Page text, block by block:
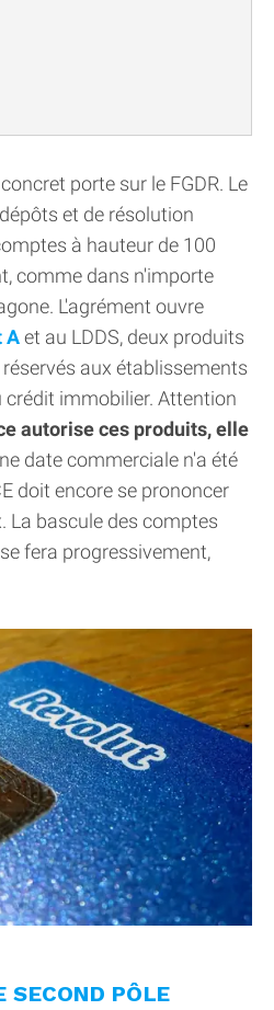
porte sur le FGDR. Le
et de résolution
à hauteur de 100
comme dans n'importe
L'agrément ouvre
Aet au LDDS, deux produits
aux établissements
crédit immobilier. Attention
autorise ces produits, elle
date commerciale n'a été
doit encore se prononcer
La bascule des comptes
fera progressivement,
SECOND PÔLE